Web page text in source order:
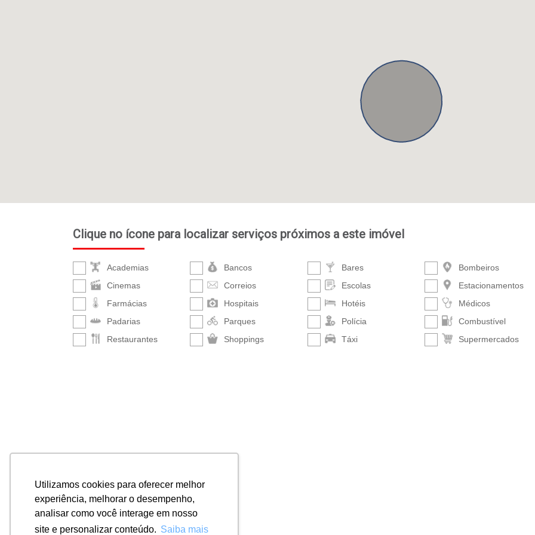
Utilizamos cookies para oferecer melhor
experiência, melhorar o desempenho,
analisar como você interage em nosso
site e personalizar conteúdo. Saiba mais
Clique no ícone para localizar serviços próximos a este imóvel
Academias Bancos Bares
Bombeiros
Cinemas
Correios Escolas
Estacionamentos
Farmácias
Hospitais Hotéis
Médicos
Padarias
Parques Polícia
Combustível
Restaurantes
Shoppings Táxi Supermercados